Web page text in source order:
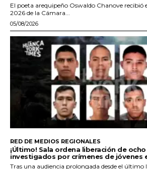
El poeta arequipeño Oswaldo Chanove recibió
2026 de la Cámara...
05/08/2026
RED DE MEDIOS REGIONALES
¡Último! Sala ordena liberación de
investigados por crímenes de jóvenes
Tras una audiencia prolongada desde el último